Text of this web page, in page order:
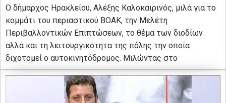
Ο δήμαρχος Ηρακλείου, Αλέξης Καλοκαιρινός, μιλά για το
κομμάτι του περιαστικού ΒΟΑΚ, την Μελέτη
Περιβαλλοντικών Επιπτώσεων, το θέμα των διοδίων
αλλά και τη λειτουργικότητα της πόλης την οποία
διχοτομεί ο αυτοκινητόδρομος. Μιλώντας στο